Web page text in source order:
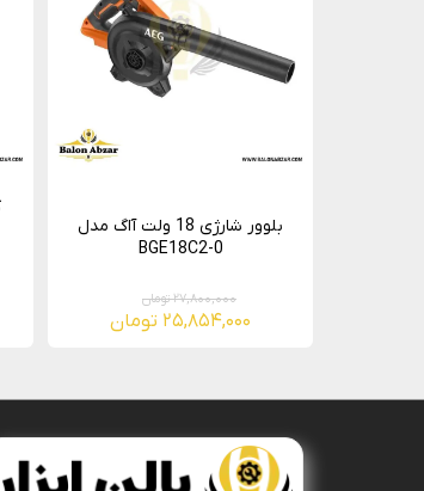
بلوور شارژی 18 ولت آاگ مدل
BGE18C2-0
۲۷,۸۰۰,۰۰۰ تومان
۲۵,۸۵۴,۰۰۰ تومان